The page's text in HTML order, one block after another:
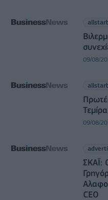
09/08/
09/08/
ΣΚΑΪ:
CEO